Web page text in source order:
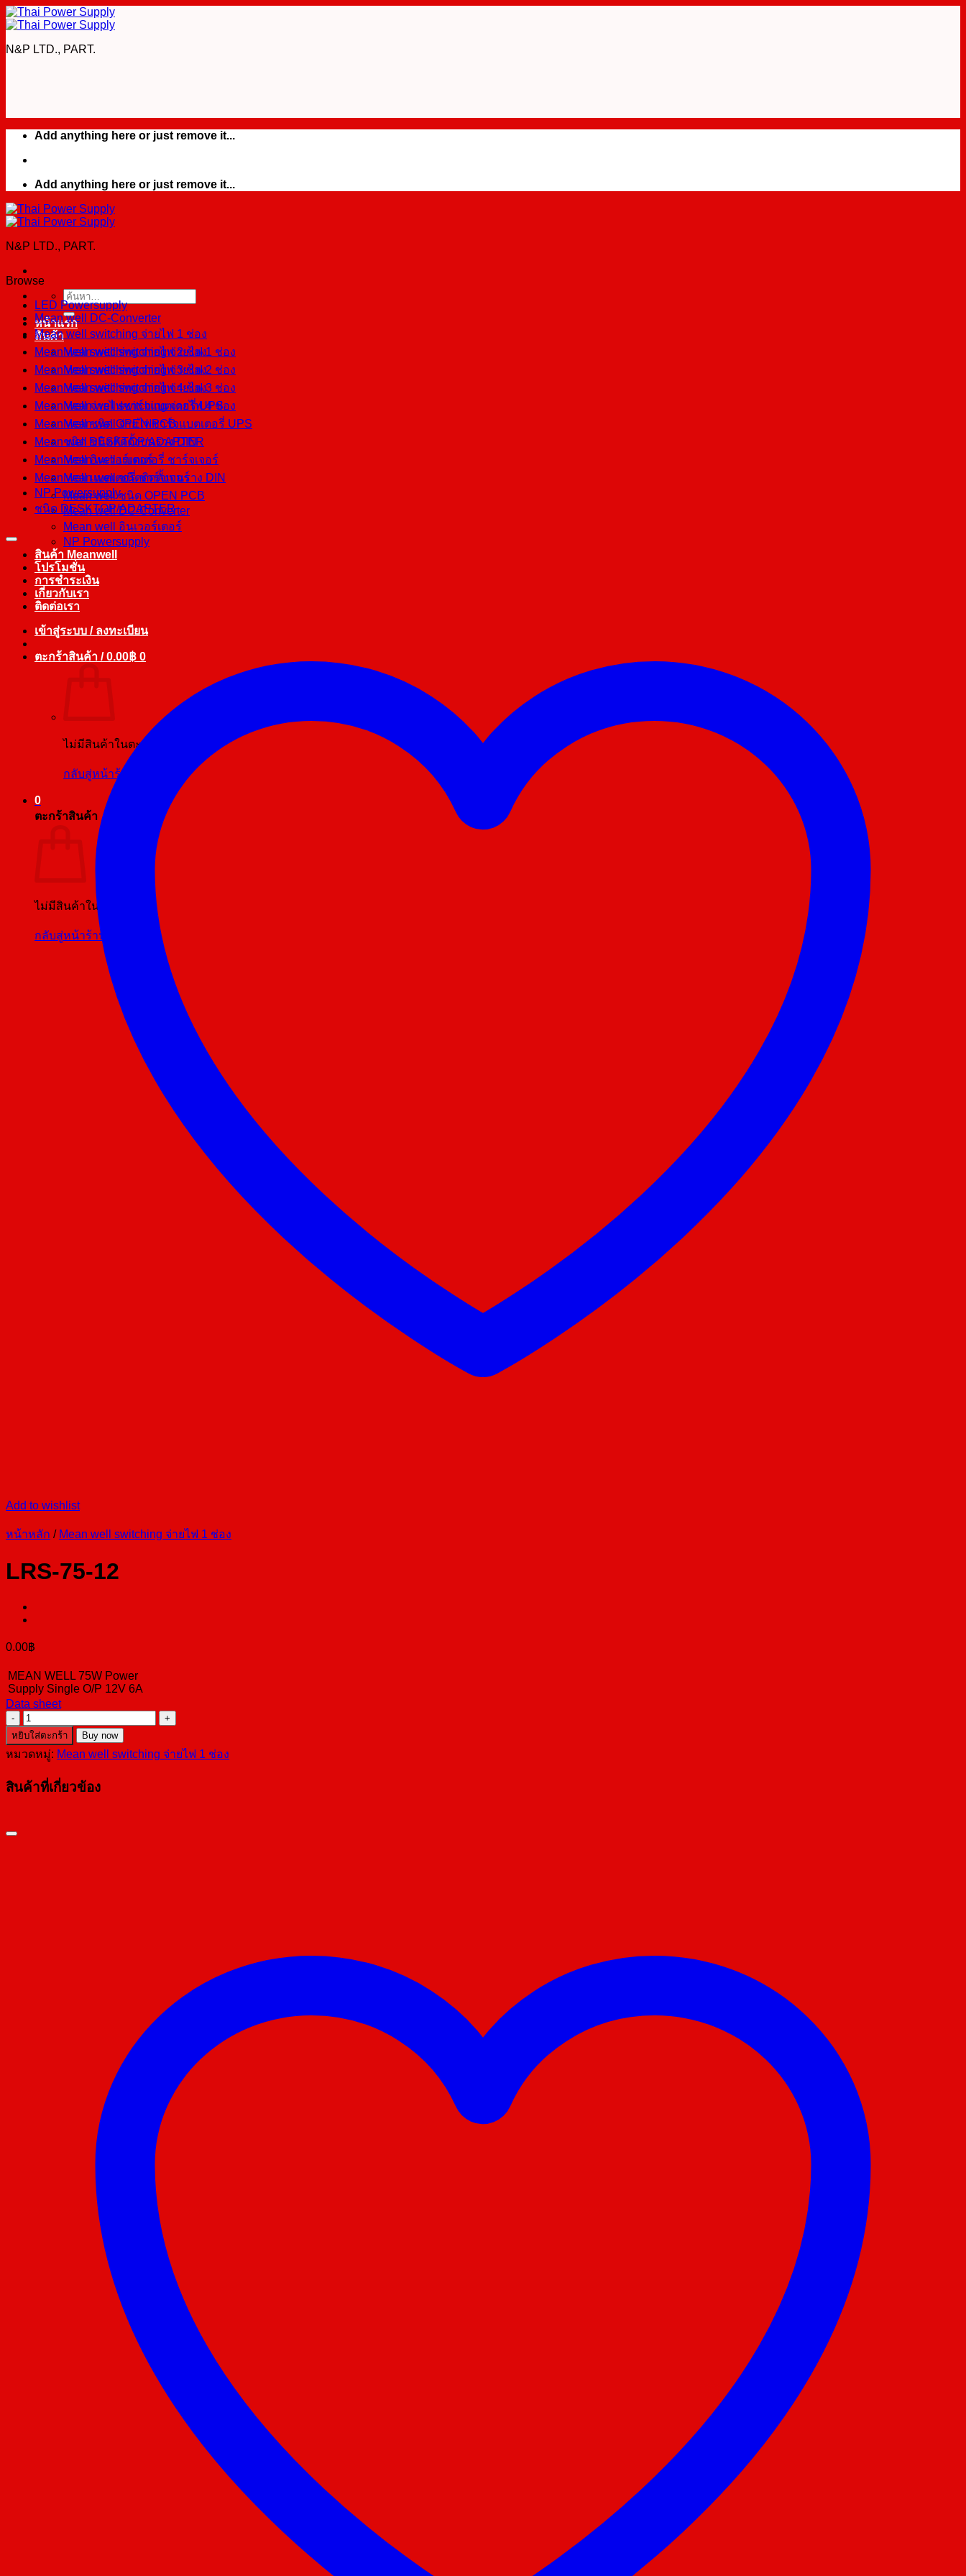
Skip
to
N&P LTD., PART.
Add anything here or just remove it...
Add anything here or just remove it...
N&P LTD., PART.
ค้นหา:
หน้าแรก
สินค้า
Mean well switching จ่ายไฟ 1 ช่อง
Mean well switching จ่ายไฟ 2 ช่อง
Mean well switching จ่ายไฟ 3 ช่อง
Mean well switching จ่ายไฟ 4 ช่อง
Mean well จ่ายไฟชาร์จแบตเตอรี่ UPS
ชนิด DESKTOP/ADAPTER
Mean well แบตเตอรี่ ชาร์จเจอร์
Mean well ชนิดติดตั้งบนราง DIN
Mean well ชนิด OPEN PCB
Mean well DC-Converter
Mean well อินเวอร์เตอร์
NP Powersupply
สินค้า Meanwell
โปรโมชั่น
การชำระเงิน
เกี่ยวกับเรา
ติดต่อเรา
เข้าสู่ระบบ / ลงทะเบียน
ตะกร้าสินค้า /0.00฿ 0
ไม่มีสินค้าในตะกร้า
กลับสู่หน้าร้านค้า
0
ตะกร้าสินค้า
ไม่มีสินค้าในตะกร้า
กลับสู่หน้าร้านค้า
Browse
LED Powersupply
Mean well DC-Converter
Mean well switching จ่ายไฟ 1 ช่อง
Mean well switching จ่ายไฟ 2 ช่อง
Mean well switching จ่ายไฟ 3 ช่อง
Mean well switching จ่ายไฟ 4 ช่อง
Mean well จ่ายไฟชาร์จแบตเตอรี่ UPS
Mean well ชนิด OPEN PCB
Mean well ชนิดติดตั้งบนราง DIN
Mean well อินเวอร์เตอร์
Mean well แบตเตอรี่ ชาร์จเจอร์
NP Powersupply
ชนิด DESKTOP/ADAPTER
Add to wishlist
หน้าหลัก / Mean well switching จ่ายไฟ 1 ช่อง
LRS-75-12
0.00฿
MEAN WELL 75W Power
Supply Single O/P 12V 6A
Data sheet
จำนวน
LRS-
75-
12
หยิบใส่ตะกร้า Buy now
หมวดหมู่: Mean well switching จ่ายไฟ 1 ช่อง
สินค้าที่เกี่ยวข้อง